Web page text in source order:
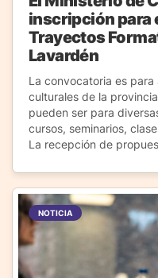
inscripción para
Trayectos
Lavardén
La convocatoria es
culturales de la
pueden ser para
cursos, seminarios,
La recepción de
NOTICIA